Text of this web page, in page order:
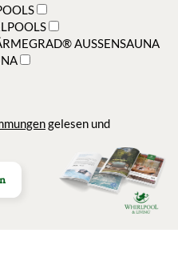
AUSSENSAUNA
gelesen und